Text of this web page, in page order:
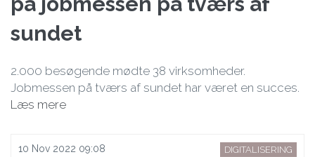
sundet
2.000 besøgende mødte 38 virksomheder.
Jobmessen på tværs af sundet har været en succes.
Læs mere
10 Nov 2022 09:08 DIGITALISERING